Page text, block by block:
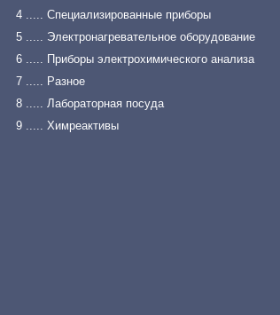
4 ..... Специализированные приборы
5 ..... Электронагревательное оборудование
6 ..... Приборы электрохимического анализа
7 ..... Разное
8 ..... Лабораторная посуда
9 ..... Химреактивы